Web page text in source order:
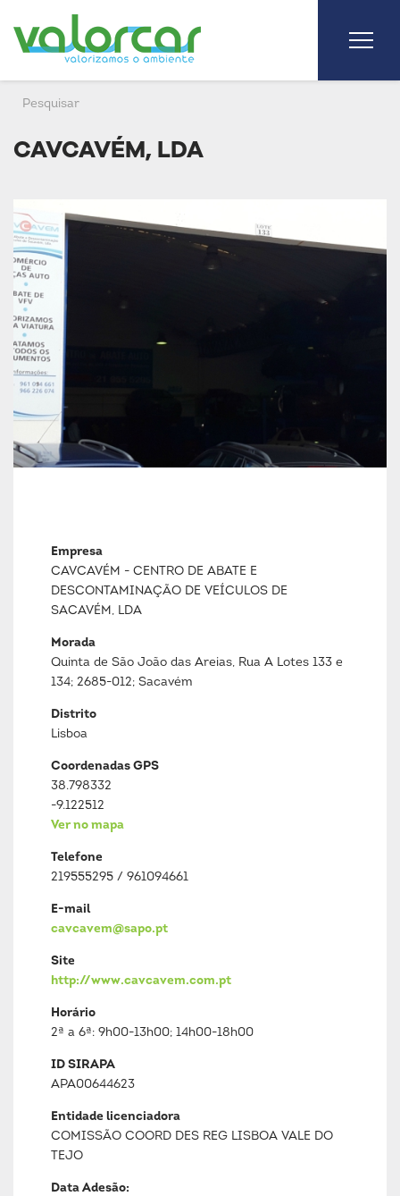
CAVCAVÉM, LDA
Empresa
CAVCAVÉM - CENTRO DE ABATE E
DESCONTAMINAÇÃO DE VEÍCULOS DE
SACAVÉM, LDA
Morada
Quinta de São João das Areias, Rua A Lotes 133 e
134; 2685-012; Sacavém
Distrito
Lisboa
Coordenadas GPS
38.798332
-9.122512
Ver no mapa
Telefone
219555295 / 961094661
E-mail
cavcavem@sapo.pt
Site
http://www.cavcavem.com.pt
Horário
2ª a 6ª: 9h00-13h00; 14h00-18h00
ID SIRAPA
APA00644623
Entidade licenciadora
COMISSÃO COORD DES REG LISBOA VALE DO
TEJO
Data Adesão: